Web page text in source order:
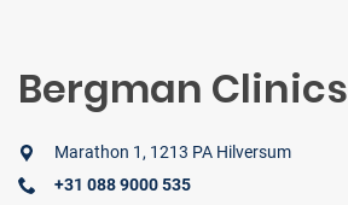
Bergman Clinics
Marathon 1, 1213 PA Hilversum
+31 088 9000 535